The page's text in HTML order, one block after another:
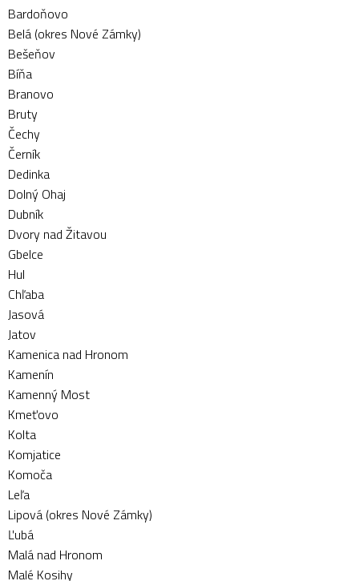
Bardoňovo
Belá (okres Nové Zámky)
Bešeňov
Bíňa
Branovo
Bruty
Čechy
Černík
Dedinka
Dolný Ohaj
Dubník
Dvory nad Žitavou
Gbelce
Hul
Chľaba
Jasová
Jatov
Kamenica nad Hronom
Kamenín
Kamenný Most
Kmeťovo
Kolta
Komjatice
Komoča
Leľa
Lipová (okres Nové Zámky)
Ľubá
Malá nad Hronom
Malé Kosihy